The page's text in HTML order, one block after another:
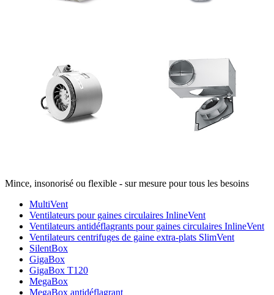
Mince, insonorisé ou flexible - sur mesure pour tous les besoins
MultiVent
Ventilateurs pour gaines circulaires InlineVent
Ventilateurs antidéflagrants pour gaines circulaires InlineVent
Ventilateurs centrifuges de gaine extra-plats SlimVent
SilentBox
GigaBox
GigaBox T120
MegaBox
MegaBox antidéflagrant